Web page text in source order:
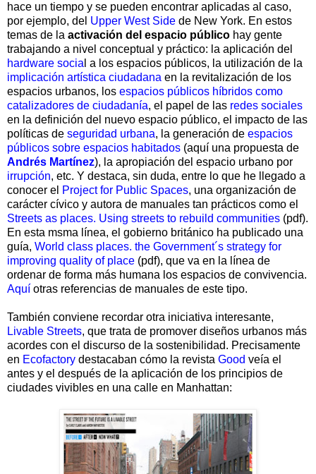
hace un tiempo y se pueden encontrar aplicadas al caso,
por ejemplo, del Upper West Side de New York. En estos
temas de la activación del espacio público hay gente
trabajando a nivel conceptual y práctico: la aplicación del
hardware socia l a los espacios públicos, la utilización de la
implicación artística ciudadana en la revitalización de los
espacios urbanos, los espacios públicos híbridos como
catalizadores de ciudadanía, el papel de las redes sociales
en la definición del nuevo espacio público, el impacto de las
políticas de seguridad urbana, la generación de espacios
públicos sobre espacios habitados (aquí una propuesta de
Andrés Martínez), la apropiación del espacio urbano por
irrupción, etc. Y destaca, sin duda, entre lo que he llegado a
conocer el Project for Public Spaces, una organización de
carácter cívico y autora de manuales tan prácticos como el
Streets as places. Using streets to rebuild communities (pdf).
En esta msma línea, el gobierno británico ha publicado una
guía, World class places. the Government´s strategy for
improving quality of place (pdf), que va en la línea de
ordenar de forma más humana los espacios de convivencia.
Aquí otras referencias de manuales de este tipo.
También conviene recordar otra iniciativa interesante,
Livable Streets, que trata de promover diseños urbanos más
acordes con el discurso de la sostenibilidad. Precisamente
en Ecofactory destacaban cómo la revista Good veía el
antes y el después de la aplicación de los principios de
ciudades vivibles en una calle en Manhattan: